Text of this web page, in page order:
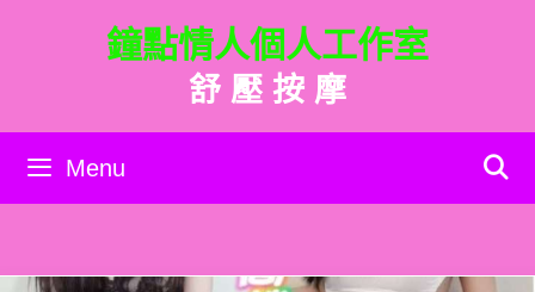
內
鐘點情人個人工作室
舒 壓 按 摩
Menu